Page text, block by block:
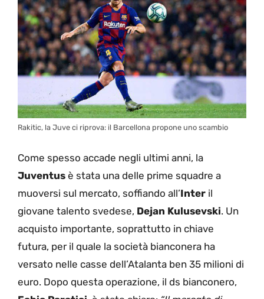
Rakitic, la Juve ci riprova: il Barcellona propone uno scambio
Come spesso accade negli ultimi anni, la
Juventus è stata una delle prime squadre a
muoversi sul mercato, soffiando all’Inter il
giovane talento svedese, Dejan Kulusevski. Un
acquisto importante, soprattutto in chiave
futura, per il quale la società bianconera ha
versato nelle casse dell’Atalanta ben 35 milioni di
euro. Dopo questa operazione, il ds bianconero,